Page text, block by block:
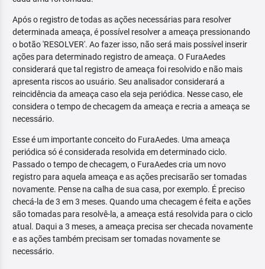
Após o registro de todas as ações necessárias para resolver
determinada ameaça, é possível resolver a ameaça pressionando
o botão 'RESOLVER'. Ao fazer isso, não será mais possível inserir
ações para determinado registro de ameaça. O FuraAedes
considerará que tal registro de ameaça foi resolvido e não mais
apresenta riscos ao usuário. Seu analisador considerará a
reincidência da ameaça caso ela seja periódica. Nesse caso, ele
considera o tempo de checagem da ameaça e recria a ameaça se
necessário.
Esse é um importante conceito do FuraAedes. Uma ameaça
periódica só é considerada resolvida em determinado ciclo.
Passado o tempo de checagem, o FuraAedes cria um novo
registro para aquela ameaça e as ações precisarão ser tomadas
novamente. Pense na calha de sua casa, por exemplo. É preciso
checá-la de 3 em 3 meses. Quando uma checagem é feita e ações
são tomadas para resolvê-la, a ameaça está resolvida para o ciclo
atual. Daqui a 3 meses, a ameaça precisa ser checada novamente
e as ações também precisam ser tomadas novamente se
necessário.